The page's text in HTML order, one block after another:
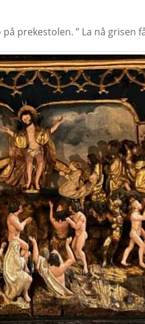
prekestolen. ” La nå grisen